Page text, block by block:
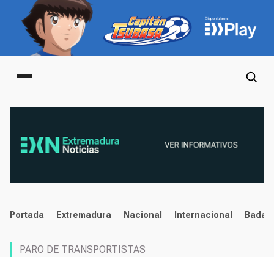
Main menu
noticias
Portada Extremadura Nacional Internacional
PARO DE TRANSPORTISTAS